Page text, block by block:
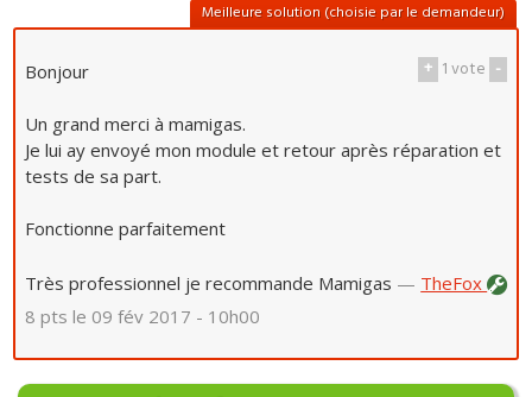
Meilleure solution (choisie par le demandeur)
+ 1vote -
Bonjour
Un grand merci à mamigas.
Je lui ay envoyé mon module et retour après réparation et
tests de sa part.
Fonctionne parfaitement
Très professionnel je recommande Mamigas — TheFox
8 ptsle 09 fév 2017 - 10h00